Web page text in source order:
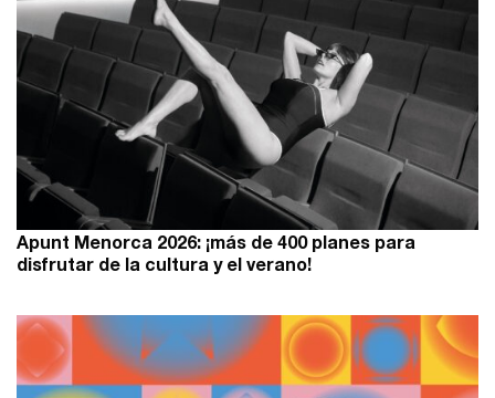
Apunt Menorca 2026: ¡más de 400 planes para
disfrutar de la cultura y el verano!